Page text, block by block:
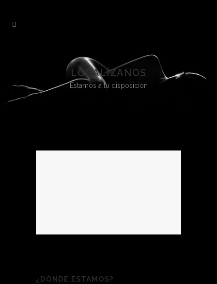
LOCALÍZANOS
Estamos a tu disposición
¿DÓNDE ESTAMOS?